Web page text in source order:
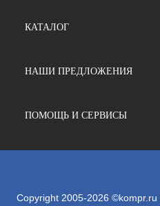
КАТАЛОГ
НАШИ ПРЕДЛОЖЕНИЯ
ПОМОЩЬ И СЕРВИСЫ
Copyright 2005-2026